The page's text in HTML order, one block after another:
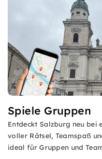
Spiele Gruppen
Entdeckt Salzburg neu
voller Rätsel, Teamspaß
ideal für Gruppen und